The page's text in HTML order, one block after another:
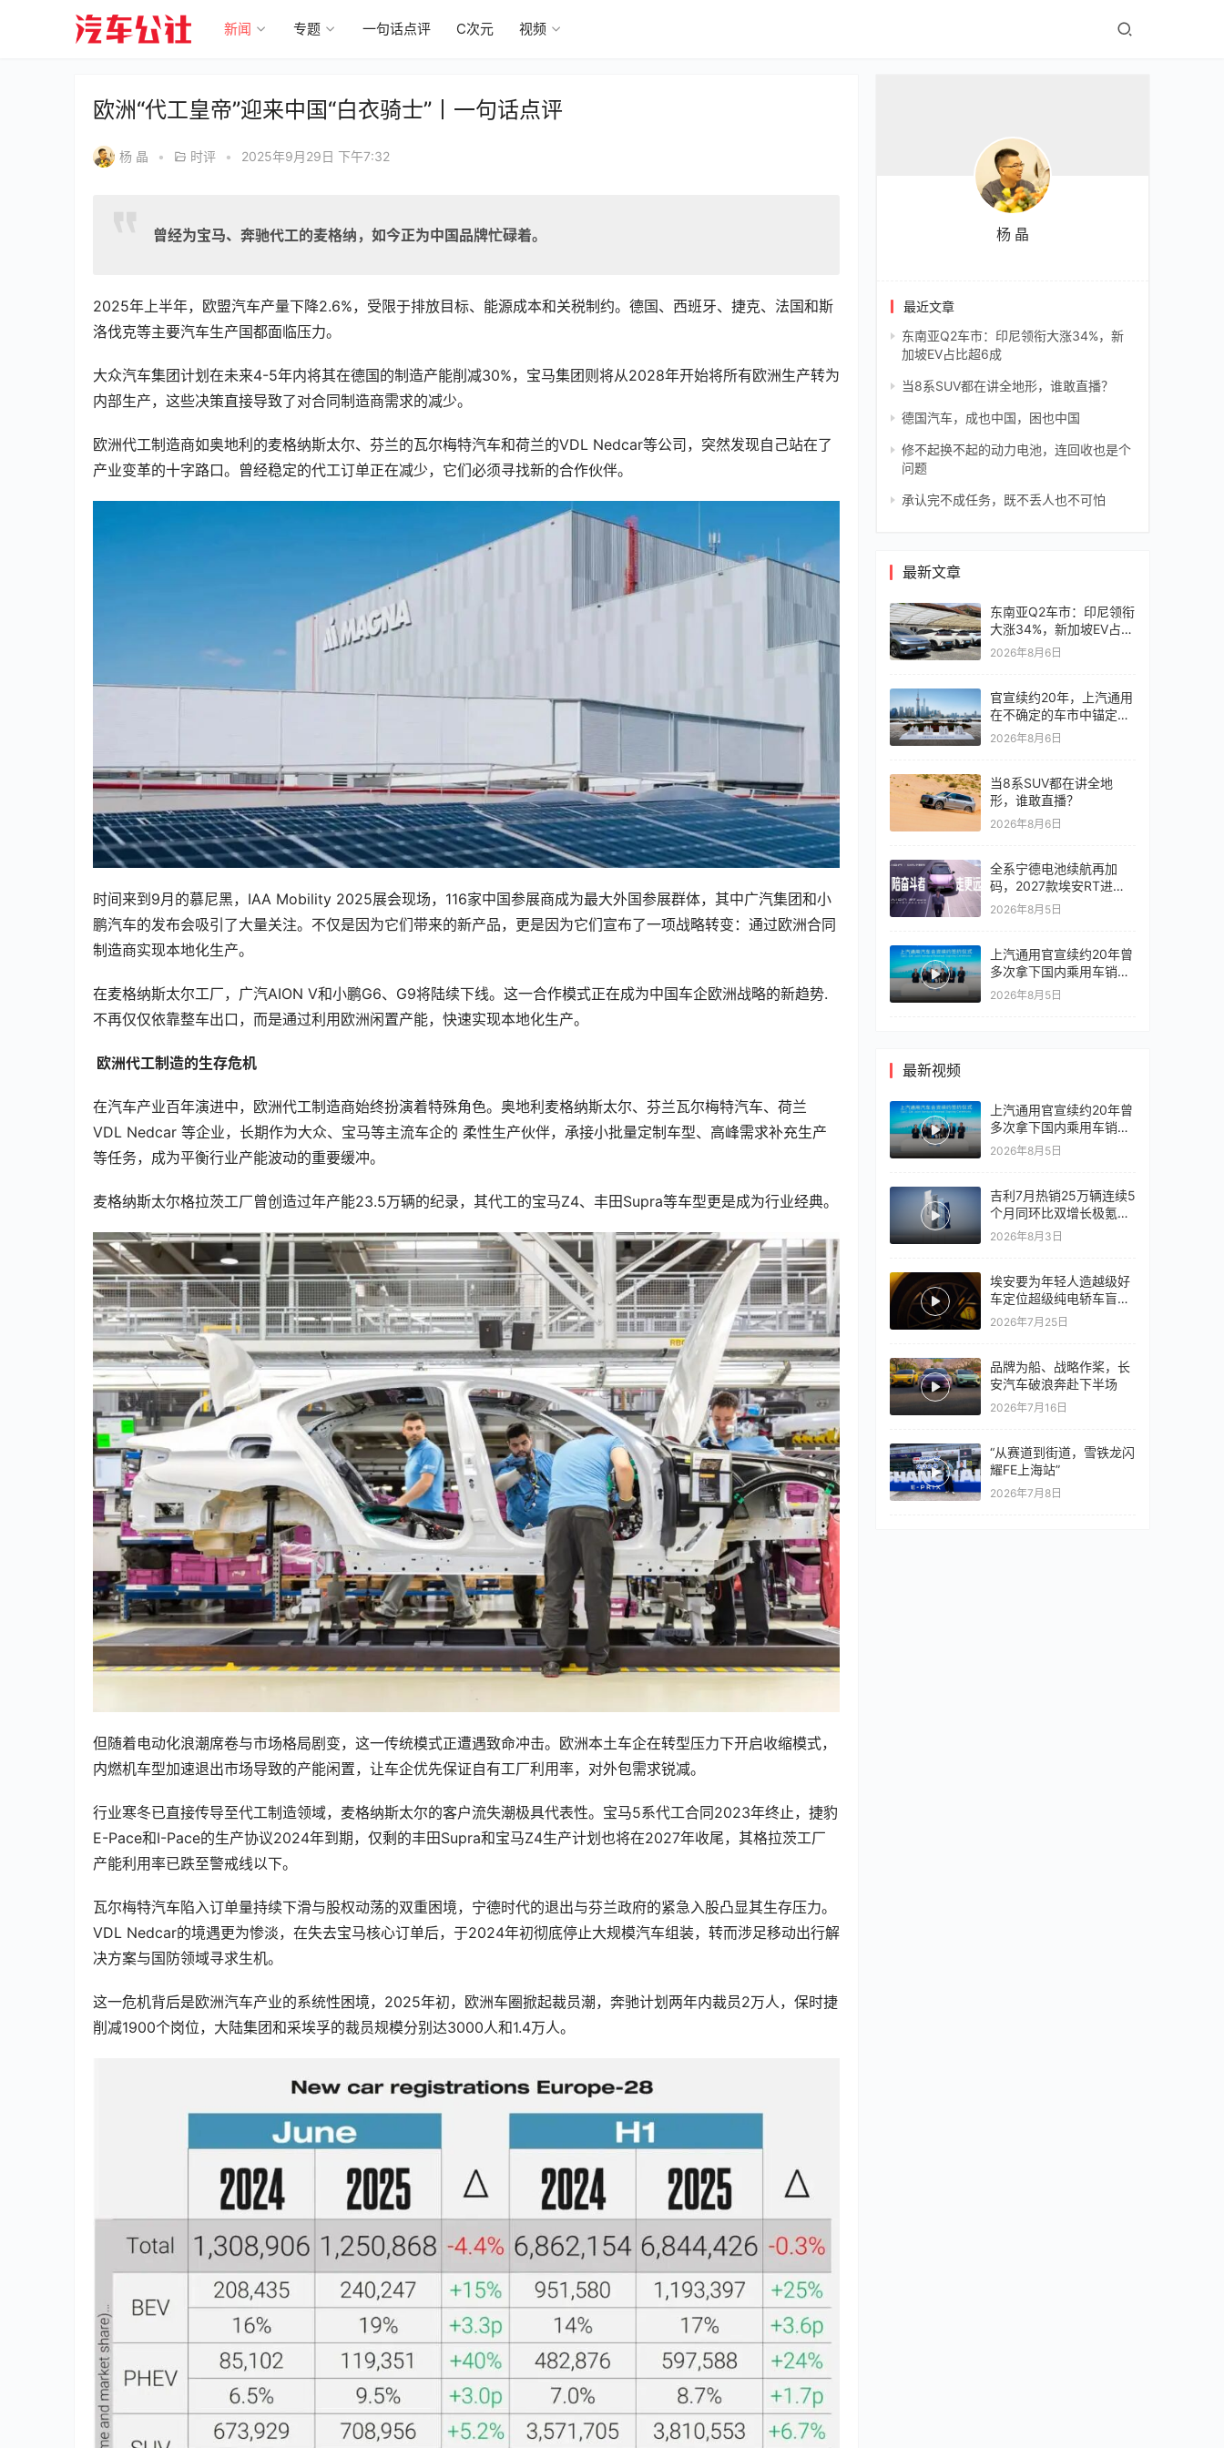
新闻 专题 一句话点评 C次元 视频
欧洲“代工皇帝”迎来中国“白衣骑士”丨一句话点评
杨 晶 • 时评 • 2025年9月29日 下午7:32
曾经为宝马、奔驰代工的麦格纳，如今正为中国品牌忙碌着。
2025年上半年，欧盟汽车产量下降2.6%，受限于排放目标、能源成本和关税制约。德国、西班牙、捷克、法国和斯
洛伐克等主要汽车生产国都面临压力。
大众汽车集团计划在未来4-5年内将其在德国的制造产能削减30%，宝马集团则将从2028年开始将所有欧洲生产转为
内部生产，这些决策直接导致了对合同制造商需求的减少。
欧洲代工制造商如奥地利的麦格纳斯太尔、芬兰的瓦尔梅特汽车和荷兰的VDL Nedcar等公司，突然发现自己站在了
产业变革的十字路口。曾经稳定的代工订单正在减少，它们必须寻找新的合作伙伴。
时间来到9月的慕尼黑，IAA Mobility 2025展会现场，116家中国参展商成为最大外国参展群体，其中广汽集团和小
鹏汽车的发布会吸引了大量关注。不仅是因为它们带来的新产品，更是因为它们宣布了一项战略转变：通过欧洲合同
制造商实现本地化生产。
在麦格纳斯太尔工厂，广汽AION V和小鹏G6、G9将陆续下线。这一合作模式正在成为中国车企欧洲战略的新趋势.
不再仅仅依靠整车出口，而是通过利用欧洲闲置产能，快速实现本地化生产。
欧洲代工制造的生存危机
在汽车产业百年演进中，欧洲代工制造商始终扮演着特殊角色。奥地利麦格纳斯太尔、芬兰瓦尔梅特汽车、荷兰
VDL Nedcar 等企业，长期作为大众、宝马等主流车企的 柔性生产伙伴，承接小批量定制车型、高峰需求补充生产
等任务，成为平衡行业产能波动的重要缓冲。
麦格纳斯太尔格拉茨工厂曾创造过年产能23.5万辆的纪录，其代工的宝马Z4、丰田Supra等车型更是成为行业经典。
但随着电动化浪潮席卷与市场格局剧变，这一传统模式正遭遇致命冲击。欧洲本土车企在转型压力下开启收缩模式，
内燃机车型加速退出市场导致的产能闲置，让车企优先保证自有工厂利用率，对外包需求锐减。
行业寒冬已直接传导至代工制造领域，麦格纳斯太尔的客户流失潮极具代表性。宝马5系代工合同2023年终止，捷豹
E-Pace和I-Pace的生产协议2024年到期，仅剩的丰田Supra和宝马Z4生产计划也将在2027年收尾，其格拉茨工厂
产能利用率已跌至警戒线以下。
瓦尔梅特汽车陷入订单量持续下滑与股权动荡的双重困境，宁德时代的退出与芬兰政府的紧急入股凸显其生存压力。
VDL Nedcar的境遇更为惨淡，在失去宝马核心订单后，于2024年初彻底停止大规模汽车组装，转而涉足移动出行解
决方案与国防领域寻求生机。
这一危机背后是欧洲汽车产业的系统性困境，2025年初，欧洲车圈掀起裁员潮，奔驰计划两年内裁员2万人，保时捷
削减1900个岗位，大陆集团和采埃孚的裁员规模分别达3000人和1.4万人。
杨 晶
最近文章
东南亚Q2车市：印尼领衔大涨34%，新
加坡EV占比超6成
当8系SUV都在讲全地形，谁敢直播？
德国汽车，成也中国，困也中国
修不起换不起的动力电池，连回收也是个
问题
承认完不成任务，既不丢人也不可怕
最新文章
东南亚Q2车市：印尼领衔
大涨34%，新加坡EV占比
超6成
2026年8月6日
官宣续约20年，上汽通用
在不确定的车市中锚定确
定未来
2026年8月6日
当8系SUV都在讲全地
形，谁敢直播？
2026年8月6日
全系宁德电池续航再加
码，2027款埃安RT进入
10万区间
2026年8月5日
上汽通用官宣续约20年曾
多次拿下国内乘用车销冠
竞争激烈，上汽通用有信
2026年8月5日
最新视频
上汽通用官宣续约20年曾
多次拿下国内乘用车销冠
竞争激烈，上汽通用有信
2026年8月5日
吉利7月热销25万辆连续5
个月同环比双增长极氪销
量同比翻倍，出口再破10
2026年8月3日
埃安要为年轻人造越级好
车定位超级纯电轿车盲猜
18万以上
2026年7月25日
品牌为船、战略作桨，长
安汽车破浪奔赴下半场
2026年7月16日
“从赛道到街道，雪铁龙闪
耀FE上海站”
2026年7月8日